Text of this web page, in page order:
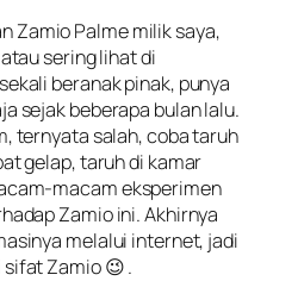
Zamio Palmemilik saya,
sering lihat di
beranak pinak, punya
sejak beberapa bulan lalu.
ternyata salah, coba taruh
gelap, taruh di kamar
macam eksperimen
Zamio ini. Akhirnya
melalui internet, jadi
Zamio 😉 .